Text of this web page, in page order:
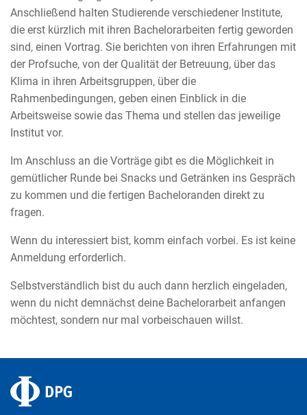
Anschließend halten Studierende verschiedener Institute,
die erst kürzlich mit ihren Bachelorarbeiten fertig geworden
sind, einen Vortrag. Sie berichten von ihren Erfahrungen mit
der Profsuche, von der Qualität der Betreuung, über das
Klima in ihren Arbeitsgruppen, über die
Rahmenbedingungen, geben einen Einblick in die
Arbeitsweise sowie das Thema und stellen das jeweilige
Institut vor.
Im Anschluss an die Vorträge gibt es die Möglichkeit in
gemütlicher Runde bei Snacks und Getränken ins Gespräch
zu kommen und die fertigen Bacheloranden direkt zu
fragen.
Wenn du interessiert bist, komm einfach vorbei. Es ist keine
Anmeldung erforderlich.
Selbstverständlich bist du auch dann herzlich eingeladen,
wenn du nicht demnächst deine Bachelorarbeit anfangen
möchtest, sondern nur mal vorbeischauen willst.